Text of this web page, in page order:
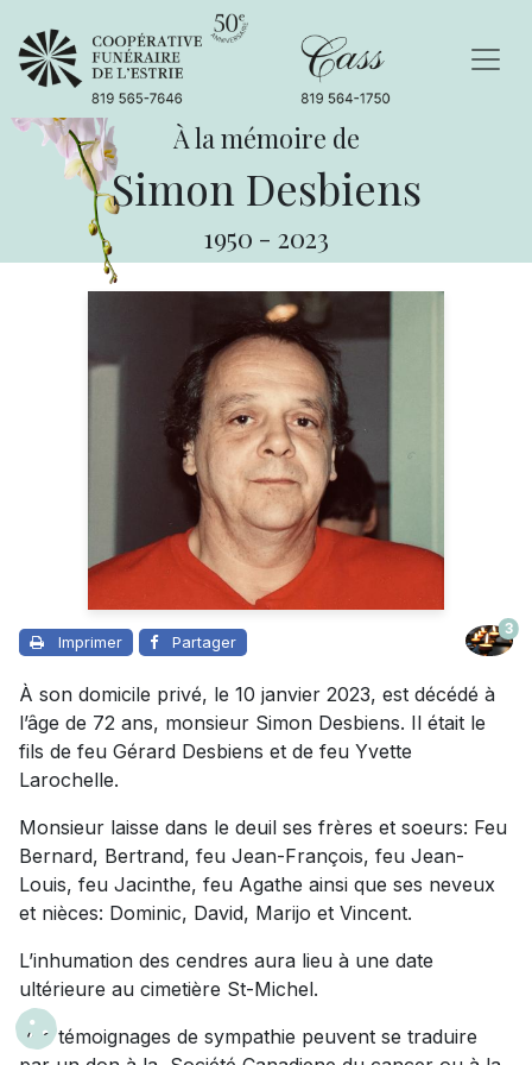
À la mémoire de
Simon Desbiens
1950 - 2023
Imprimer Partager
3
À son domicile privé, le 10 janvier 2023, est décédé à
l’âge de 72 ans, monsieur Simon Desbiens. Il était le
fils de feu Gérard Desbiens et de feu Yvette
Larochelle.
Monsieur laisse dans le deuil ses frères et soeurs: Feu
Bernard, Bertrand, feu Jean-François, feu Jean-
Louis, feu Jacinthe, feu Agathe ainsi que ses neveux
et nièces: Dominic, David, Marijo et Vincent.
L’inhumation des cendres aura lieu à une date
ultérieure au cimetière St-Michel.
Vos témoignages de sympathie peuvent se traduire